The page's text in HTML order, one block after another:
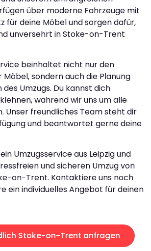
über moderne Fahrzeuge mit
für deine Möbel und sorgen dafür,
unversehrt in Stoke-on-Trent
beinhaltet nicht nur den
sondern auch die Planung
Umzugs. Du kannst dich
während wir uns um alle
Unser freundliches Team steht dir
und beantwortet gerne deine
Umzugsservice aus Leipzig und
und sicheren Umzug von
on-Trent. Kontaktiere uns noch
ein individuelles Angebot für deinen
Stoke-on-Trent anfragen